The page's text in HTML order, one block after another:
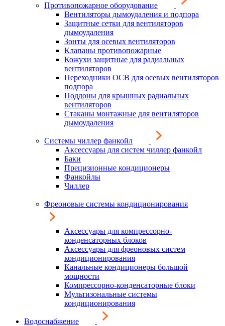
Противопожарное оборудование
Вентиляторы дымоудаления и подпора
Защитные сетки для вентиляторов
дымоудаления
Зонты для осевых вентиляторов
Клапаны противопожарные
Кожухи защитные для радиальных
вентиляторов
Переходники ОСВ для осевых вентиляторов
подпора
Поддоны для крышных радиальных
вентиляторов
Стаканы монтажные для вентиляторов
дымоудаления
Системы чиллер фанкойл
Аксессуары для систем чиллер фанкойл
Баки
Прецизионные кондиционеры
Фанкойлы
Чиллер
Фреоновые системы кондиционирования
Аксессуары для компрессорно-
конденсаторных блоков
Аксессуары для фреоновых систем
кондиционирования
Канальные кондиционеры большой
мощности
Компрессорно-конденсаторные блоки
Мультизональные системы
кондиционирования
Водоснабжение